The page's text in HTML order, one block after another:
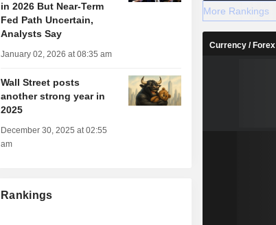
in 2026 But Near-Term
Fed Path Uncertain,
Analysts Say
January 02, 2026 at 08:35 am
Wall Street posts
another strong year in
2025
December 30, 2025 at 02:55
am
Rankings
More Rankings
Currency / Forex